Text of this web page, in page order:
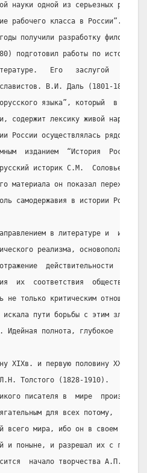
науки одной из серьезных
рабочего класса в России”.
получили разработку филология
подготовил работы по истории
Его   заслугой
славистов. В.И. Даль (1801-1872) –
языка”, который  в
содержит лексику живой народной
России осуществлялась рядом
изданием  “История  России  с
русский историк С.М.  Соловьев
материала он показал переход
самодержавия в истории России.
в литературе и
реализма,
действительности  и
их  соответствия
не только критическим
пути борьбы с этим злом,
Идейная полнота, глубокое
XIXв. и первую половину XXв.
Толстого (1828-1910).
писателя в  мире  произошли
для всех потому,  что
всего мира, ибо он в своем
и поныне, и разрешал их с
начало творчества А.П.